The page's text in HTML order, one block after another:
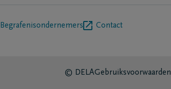
Begrafenisondernemers Contact
© DELAGebruiksvoorwaarden